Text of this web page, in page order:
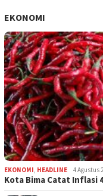
EKONOMI
EKONOMI, HEADLINE 4 Agustus
Kota Bima Catat Inflasi